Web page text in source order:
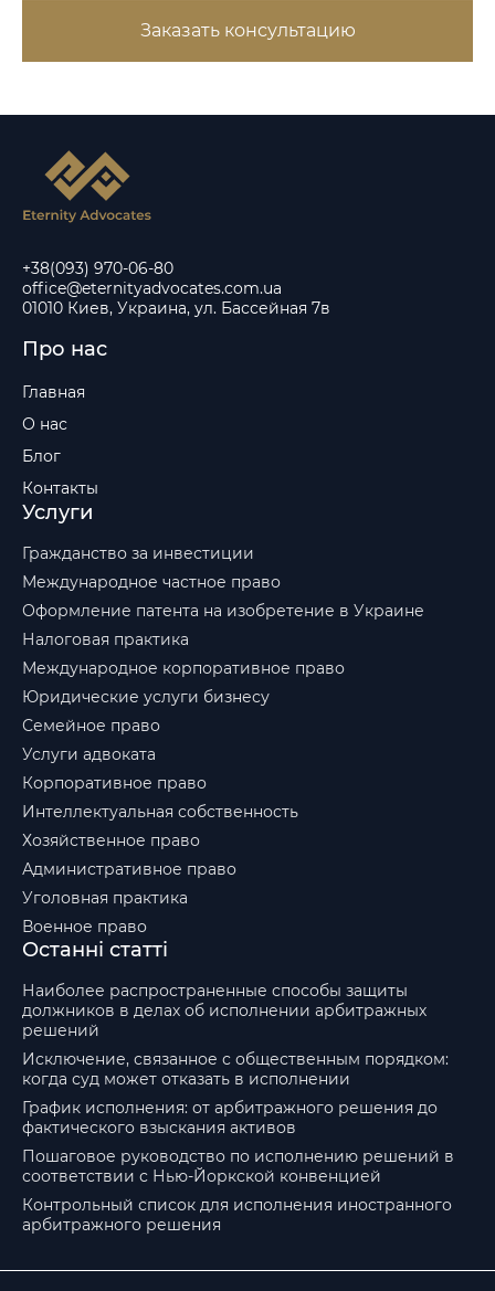
Заказать консультацию
+38(093) 970-06-80
office@eternityadvocates.com.ua
01010 Киев, Украина, ул. Бассейная 7в
Про нас
Главная
О нас
Блог
Контакты
Услуги
Гражданство за инвестиции
Международное частное право
Оформление патента на изобретение в Украине
Налоговая практика
Международное корпоративное право
Юридические услуги бизнесу
Семейное право
Услуги адвоката
Корпоративное право
Интеллектуальная собственность
Хозяйственное право
Административное право
Уголовная практика
Военное право
Останні статті
Наиболее распространенные способы защиты
должников в делах об исполнении арбитражных
решений
Исключение, связанное с общественным порядком:
когда суд может отказать в исполнении
График исполнения: от арбитражного решения до
фактического взыскания активов
Пошаговое руководство по исполнению решений в
соответствии с Нью-Йоркской конвенцией
Контрольный список для исполнения иностранного
арбитражного решения